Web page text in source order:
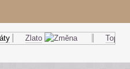
Zlato Topný